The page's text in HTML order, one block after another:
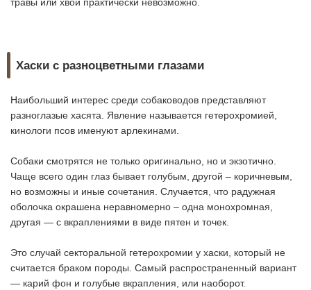
Хаски с разноцветными глазами
Наибольший интерес среди собаководов представляют
разноглазые хасята. Явление называется гетерохромией,
кинологи псов именуют арлекинами.
Собаки смотрятся не только оригинально, но и экзотично.
Чаще всего один глаз бывает голубым, другой – коричневым,
но возможны и иные сочетания. Случается, что радужная
оболочка окрашена неравномерно – одна монохромная,
другая — с вкраплениями в виде пятен и точек.
Это случай секторальной гетерохромии у хаски, который не
считается браком породы. Самый распространенный вариант
— карий фон и голубые вкрапления, или наоборот.